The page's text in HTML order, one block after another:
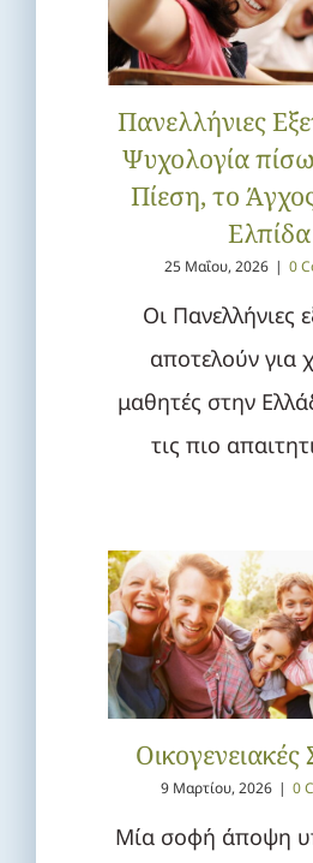
Πανελλήνιες
Ψυχολογία
Πίεση, το
Ελπίδα
25 Μαΐου, 2026 | 0
Οι Πανελλήνιες
αποτελούν για
μαθητές στην
τις πιο
Οικογενειακές
9 Μαρτίου, 2026 | 0
Μία σοφή άποψη